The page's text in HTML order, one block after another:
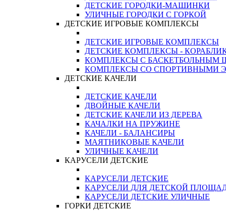
ДЕТСКИЕ ГОРОДКИ-МАШИНКИ
УЛИЧНЫЕ ГОРОДКИ С ГОРКОЙ
ДЕТСКИЕ ИГРОВЫЕ КОМПЛЕКСЫ
ДЕТСКИЕ ИГРОВЫЕ КОМПЛЕКСЫ
ДЕТСКИЕ КОМПЛЕКСЫ -
КОМПЛЕКСЫ С БАСКЕТБОЛЬНЫМ
КОМПЛЕКСЫ СО СПОРТИВНЫМИ
ДЕТСКИЕ КАЧЕЛИ
ДЕТСКИЕ КАЧЕЛИ
ДВОЙНЫЕ КАЧЕЛИ
ДЕТСКИЕ КАЧЕЛИ ИЗ ДЕРЕВА
КАЧАЛКИ НА ПРУЖИНЕ
КАЧЕЛИ - БАЛАНСИРЫ
МАЯТНИКОВЫЕ КАЧЕЛИ
УЛИЧНЫЕ КАЧЕЛИ
КАРУСЕЛИ ДЕТСКИЕ
КАРУСЕЛИ ДЕТСКИЕ
КАРУСЕЛИ ДЛЯ ДЕТСКОЙ
КАРУСЕЛИ ДЕТСКИЕ УЛИЧНЫЕ
ГОРКИ ДЕТСКИЕ